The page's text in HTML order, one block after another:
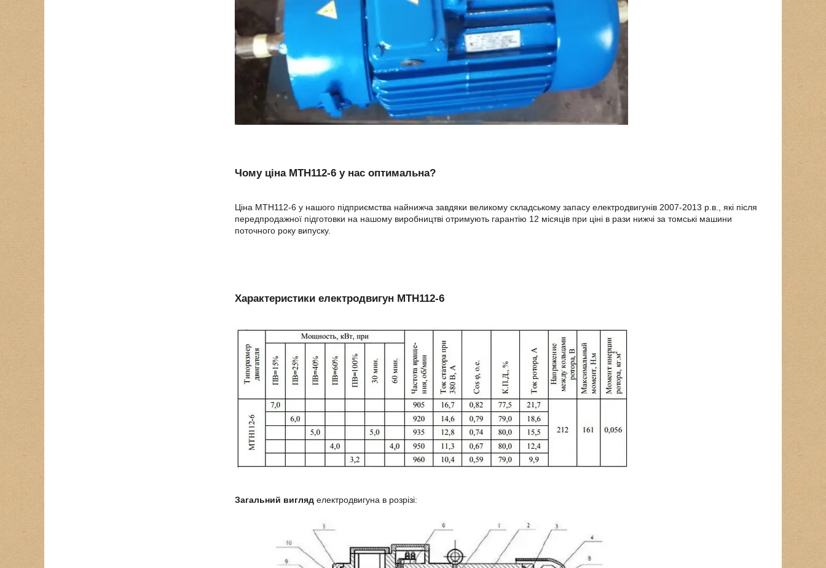
Чому ціна МТН112-6 у нас оптимальна?
Ціна МТН112-6 у нашого підприємства найнижча завдяки великому складському запасу електродвигунів 2007-2013 р.в., які після
передпродажної підготовки на нашому виробництві отримують гарантію 12 місяців при ціні в рази нижчі за томські машини
поточного року випуску.
Характеристики електродвигун МТН112-6
Загальний вигляд електродвигуна в розрізі: